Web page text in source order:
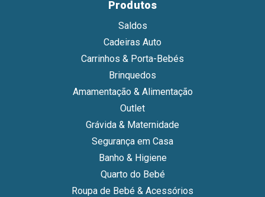
Produtos
Saldos
Cadeiras Auto
Carrinhos & Porta-Bebés
Brinquedos
Amamentação & Alimentação
Outlet
Grávida & Maternidade
Segurança em Casa
Banho & Higiene
Quarto do Bebé
Roupa de Bebé & Acessórios